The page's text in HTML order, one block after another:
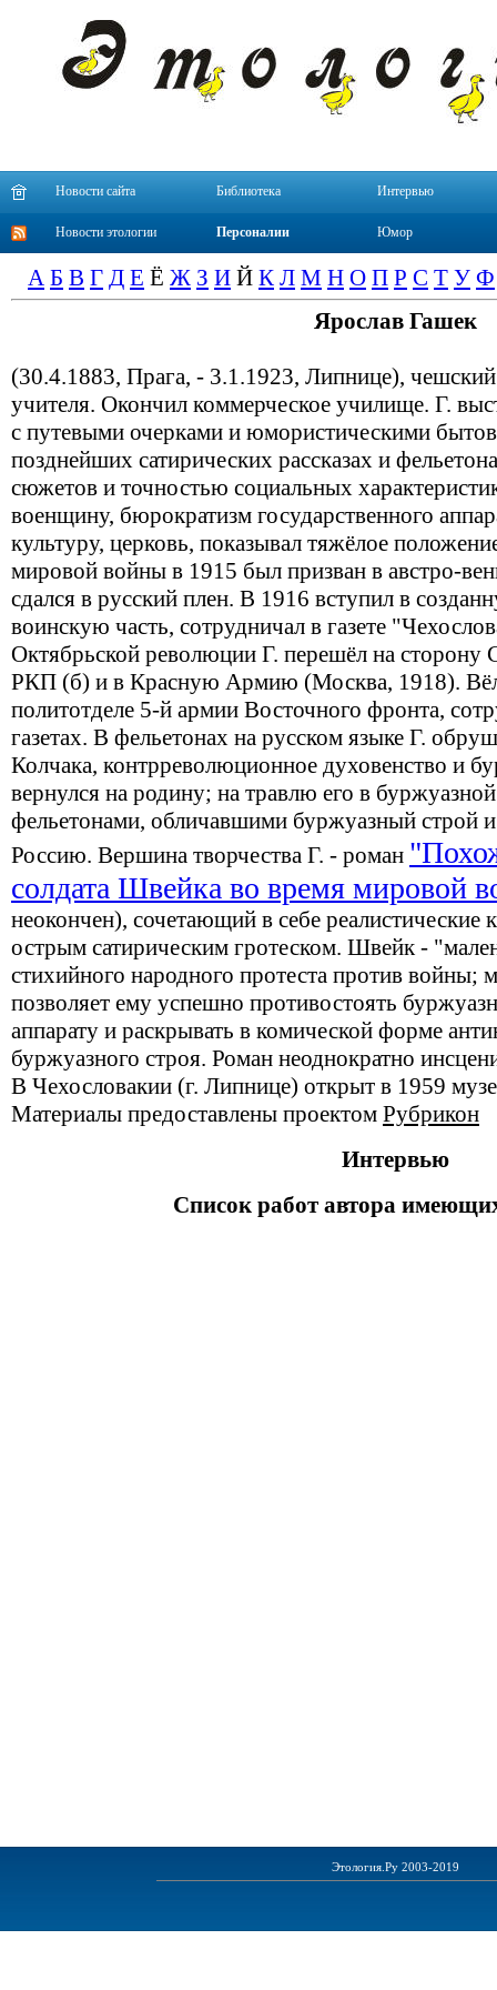
Новости сайта Библиотека Интервью
Новости этологии Персоналии Юмор
А Б В Г Д Е Ё Ж З И Й К Л М Н О П Р С Т У Ф
Ярослав Гашек
(30.4.1883, Прага, - 3.1.1923, Липнице), чешский
учителя. Окончил коммерческое училище. Г.
с путевыми очерками и юмористическими
позднейших сатирических рассказах и
сюжетов и точностью социальных
военщину, бюрократизм государственного
культуру, церковь, показывал тяжёлое
мировой войны в 1915 был призван в австро-
сдался в русский плен. В 1916 вступил в
воинскую часть, сотрудничал в газете
Октябрьской революции Г. перешёл на сторону
РКП (б) и в Красную Армию (Москва, 1918).
политотделе 5-й армии Восточного фронта,
газетах. В фельетонах на русском языке Г.
Колчака, контрреволюционное духовенство и
вернулся на родину; на травлю его в
фельетонами, обличавшими буржуазный
Россию. Вершина творчества Г. - роман
солдата Швейка во время мировой
неокончен), сочетающий в себе реалистические
острым сатирическим гротеском. Швейк -
стихийного народного протеста против войны;
позволяет ему успешно противостоять
аппарату и раскрывать в комической форме
буржуазного строя. Роман неоднократно
В Чехословакии (г. Липнице) открыт в 1959
Материалы предоставлены проектом Рубрикон
Интервью
Список работ автора
Этология.Ру 2003-2019